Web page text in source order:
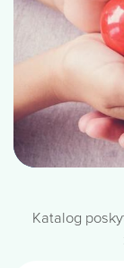
Katalog